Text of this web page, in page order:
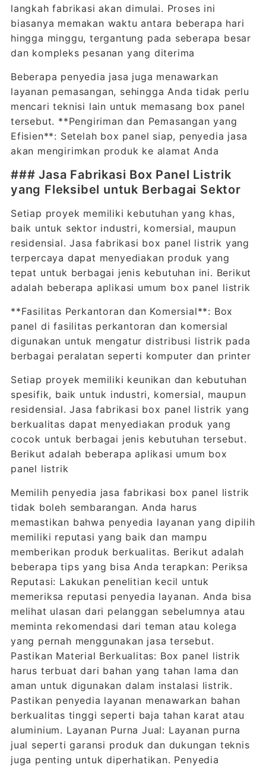
langkah fabrikasi akan dimulai. Proses ini
biasanya memakan waktu antara beberapa hari
hingga minggu, tergantung pada seberapa besar
dan kompleks pesanan yang diterima
Beberapa penyedia jasa juga menawarkan
layanan pemasangan, sehingga Anda tidak perlu
mencari teknisi lain untuk memasang box panel
tersebut. **Pengiriman dan Pemasangan yang
Efisien**: Setelah box panel siap, penyedia jasa
akan mengirimkan produk ke alamat Anda
### Jasa Fabrikasi Box Panel Listrik
yang Fleksibel untuk Berbagai Sektor
Setiap proyek memiliki kebutuhan yang khas,
baik untuk sektor industri, komersial, maupun
residensial. Jasa fabrikasi box panel listrik yang
terpercaya dapat menyediakan produk yang
tepat untuk berbagai jenis kebutuhan ini. Berikut
adalah beberapa aplikasi umum box panel listrik
**Fasilitas Perkantoran dan Komersial**: Box
panel di fasilitas perkantoran dan komersial
digunakan untuk mengatur distribusi listrik pada
berbagai peralatan seperti komputer dan printer
Setiap proyek memiliki keunikan dan kebutuhan
spesifik, baik untuk industri, komersial, maupun
residensial. Jasa fabrikasi box panel listrik yang
berkualitas dapat menyediakan produk yang
cocok untuk berbagai jenis kebutuhan tersebut.
Berikut adalah beberapa aplikasi umum box
panel listrik
Memilih penyedia jasa fabrikasi box panel listrik
tidak boleh sembarangan. Anda harus
memastikan bahwa penyedia layanan yang dipilih
memiliki reputasi yang baik dan mampu
memberikan produk berkualitas. Berikut adalah
beberapa tips yang bisa Anda terapkan: Periksa
Reputasi: Lakukan penelitian kecil untuk
memeriksa reputasi penyedia layanan. Anda bisa
melihat ulasan dari pelanggan sebelumnya atau
meminta rekomendasi dari teman atau kolega
yang pernah menggunakan jasa tersebut.
Pastikan Material Berkualitas: Box panel listrik
harus terbuat dari bahan yang tahan lama dan
aman untuk digunakan dalam instalasi listrik.
Pastikan penyedia layanan menawarkan bahan
berkualitas tinggi seperti baja tahan karat atau
aluminium. Layanan Purna Jual: Layanan purna
jual seperti garansi produk dan dukungan teknis
juga penting untuk diperhatikan. Penyedia